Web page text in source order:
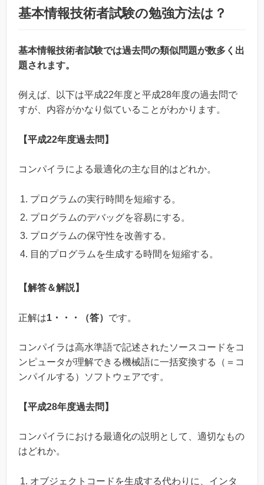
基本情報技術者試験の勉強方法は？
基本情報技術者試験では過去問の類似問題が数多く出
題されます。
例えば、以下は平成22年度と平成28年度の過去問で
すが、内容がかなり似ていることがわかります。
【平成22年度過去問】
コンパイラによる最適化の主な目的はどれか。
プログラムの実行時間を短縮する。
プログラムのデバッグを容易にする。
プログラムの保守性を改善する。
目的プログラムを生成する時間を短縮する。
【解答＆解説】
正解は1・・・（答） です。
コンパイラは高水準語で記述されたソースコードをコ
ンピュータが理解できる機械語に一括変換する（＝コ
ンパイルする）ソフトウェアです。
【平成28年度過去問】
コンパイラにおける最適化の説明として、適切なもの
はどれか。
オブジェクトコードを生成する代わりに、インタ